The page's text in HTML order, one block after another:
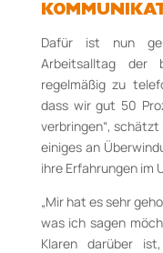
Dafür ist nun
Arbeitsalltag der
regelmäßig zu
dass wir gut 50
verbringen“, schätzt
einiges an
ihre Erfahrungen im
„Mir hat es sehr
was ich sagen
Klaren darüber